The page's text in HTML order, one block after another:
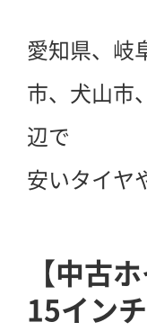
愛知県、岐
市、犬山市
辺で
安いタイヤ
【中古
15イン